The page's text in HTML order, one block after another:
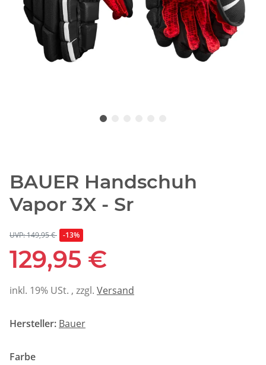
BAUER Handschuh
Vapor 3X - Sr
UVP: 149,95 € -13%
129,95 €
inkl. 19% USt. , zzgl. Versand
Hersteller: Bauer
Farbe